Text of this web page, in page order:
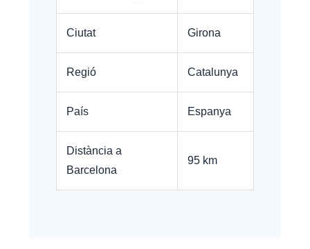
Ciutat Girona
Regió Catalunya
País Espanya
Distància a
Barcelona
95 km